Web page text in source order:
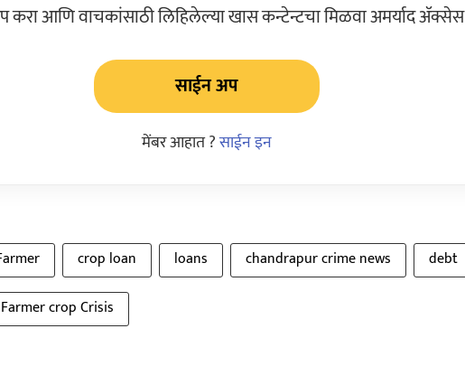
करा आणि वाचकांसाठी लिहिलेल्या खास कन्टेन्टचा मिळवा अमर्याद ॲक्सेस
साईन अप
मेंबर आहात ?साईन इन
crop loan loans chandrapur crime news
debt
Farmer crop Crisis